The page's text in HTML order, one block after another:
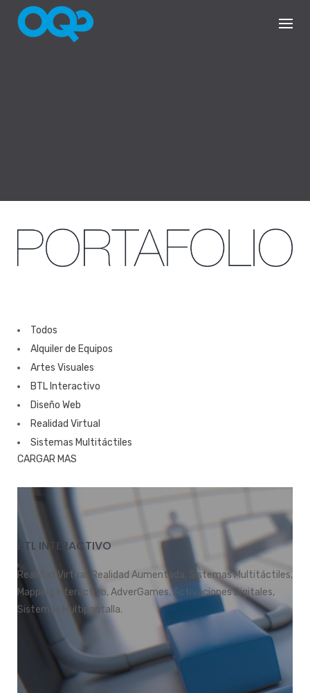
Todos
Alquiler de Equipos
Artes Visuales
BTL Interactivo
Diseño Web
Realidad Virtual
Sistemas Multitáctiles
CARGAR MAS
BTL INTERACTIVO
Realidad Virtual, Realidad Aumentada, Sistemas Multitáctiles,
Mapping Interactivo, AdverGames, Activaciones Digitales,
Sistemas Multipantalla.